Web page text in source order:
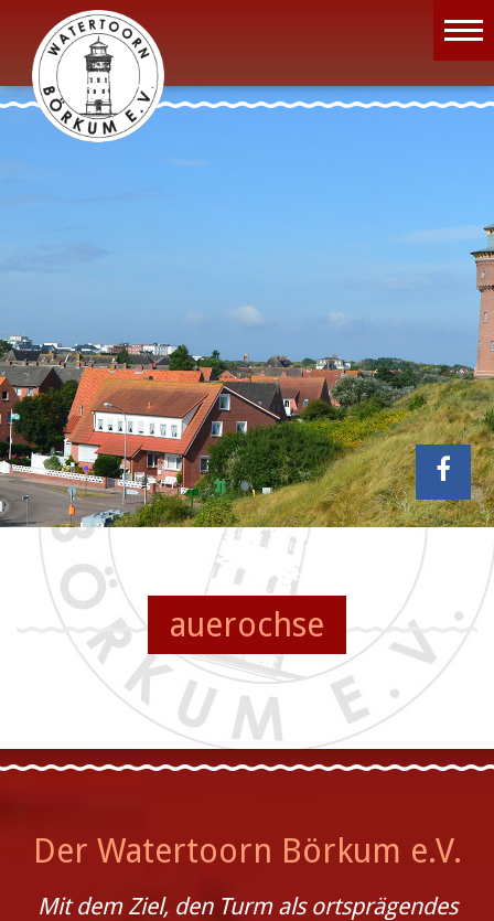
Wassermuseum
Öffnungszeiten
Projekte
auerochse
Der Watertoorn Börkum e.V.
Mit dem Ziel, den Turm als ortsprägendes